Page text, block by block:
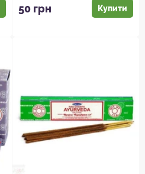
базилік по...
50 грн Купити